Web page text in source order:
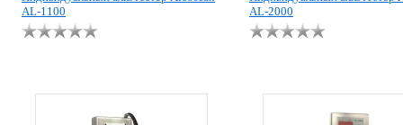
AL-1100
AL-2000